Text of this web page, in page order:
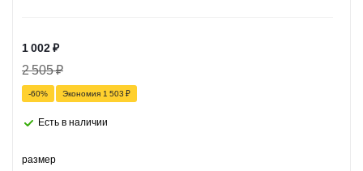
1 002₽
2 505₽
-60% Экономия 1 503 ₽
Есть в наличии
размер